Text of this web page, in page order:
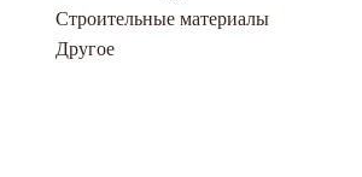
Строительные материалы
Другое